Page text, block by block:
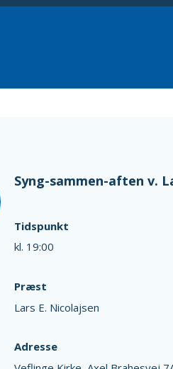
Syng-sammen-aften v.
Tidspunkt
kl. 19:00
Præst
Lars E. Nicolajsen
Adresse